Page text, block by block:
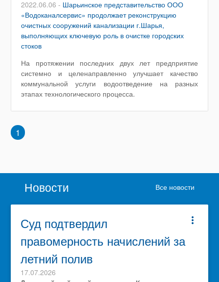
2022.06.06 - Шарьинское представительство ООО
«Водоканалсервис» продолжает реконструкцию
очистных сооружений канализации г.Шарья,
выполняющих ключевую роль в очистке городских
стоков
На протяжении последних двух лет предприятие
системно и целенаправленно улучшает качество
коммунальной услуги водоотведение на разных
этапах технологического процесса.
1
Новости Все новости
more_vert
Суд подтвердил
правомерность начислений за
летний полив
17.07.2026